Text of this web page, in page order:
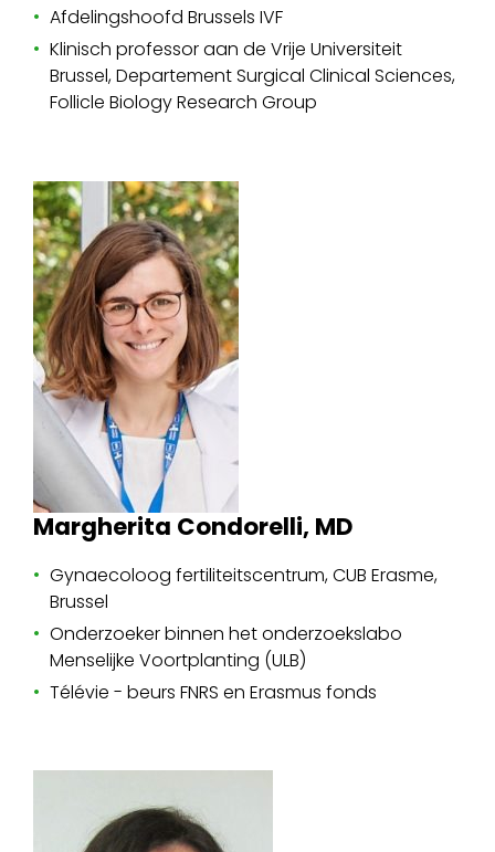
Afdelingshoofd Brussels IVF
Klinisch professor aan de Vrije Universiteit
Brussel, Departement Surgical Clinical Sciences,
Follicle Biology Research Group
Margherita Condorelli, MD
Gynaecoloog fertiliteitscentrum, CUB Erasme,
Brussel
Onderzoeker binnen het onderzoekslabo
Menselijke Voortplanting (ULB)
Télévie - beurs FNRS en Erasmus fonds